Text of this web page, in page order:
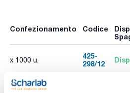
Confezionamento Codice
x 1000 u.
425-
298/12